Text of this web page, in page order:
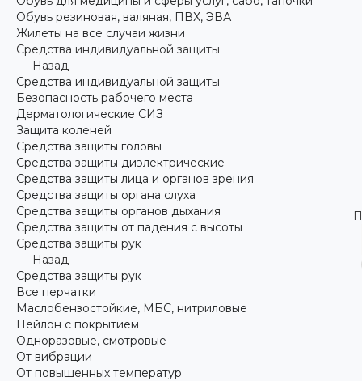
Обувь резиновая, валяная, ПВХ, ЭВА
Жилеты на все случаи жизни
Средства индивидуальной защиты
Назад
Средства индивидуальной защиты
Безопасность рабочего места
Дерматологические СИЗ
Защита коленей
Средства защиты головы
Средства защиты диэлектрические
Средства защиты лица и органов зрения
Средства защиты органа слуха
Средства защиты органов дыхания
Средства защиты от падения с высоты
Средства защиты рук
Назад
Средства защиты рук
Все перчатки
Маслобензостойкие, МБС, нитриловые
Нейлон с покрытием
Одноразовые, смотровые
От вибрации
От повышенных температур